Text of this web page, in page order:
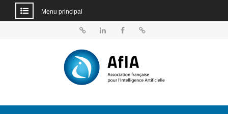
Menu principal